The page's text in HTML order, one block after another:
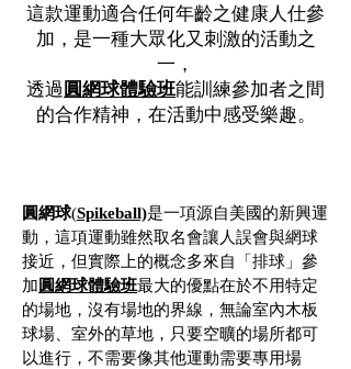
這款運動適合任何年齡之健康人仕參
加，是一種大眾化又刺激的活動之
一，
透過 圓網球體驗班能訓練參加者之間
的合作精神，在活動中感受樂趣。
圓網球(Spikeball)是一項源自美國的新興運
動，這項運動雖然取名會讓人誤會與網球
接近，但實際上的概念多來自「排球」參
加圓網球體驗班最大的優點在於不用特定
的場地，沒有場地的界線，無論室內木板
球場、室外的草地，只要空曠的場所都可
以進行，不需要像其他運動需要專用場